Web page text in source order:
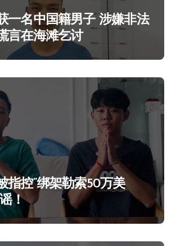
一名中国籍男子 涉嫌非法
言在海滩乞讨
指控“绑架勒索50万美
！